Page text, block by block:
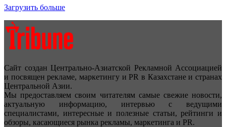
Загрузить больше
Сайт создан Центрально-Азиатской Рекламной Ассоциацией
и посвящен рекламе, маркетингу и PR в Казахстане и странах
Центральной Азии.
Мы предоставляем своим читателям самые свежие новости,
актуальную информацию, интервью с ведущими
специалистами, интересные и полезные статьи, рейтинги и
обзоры, касающиеся рынка рекламы, маркетинга и PR.